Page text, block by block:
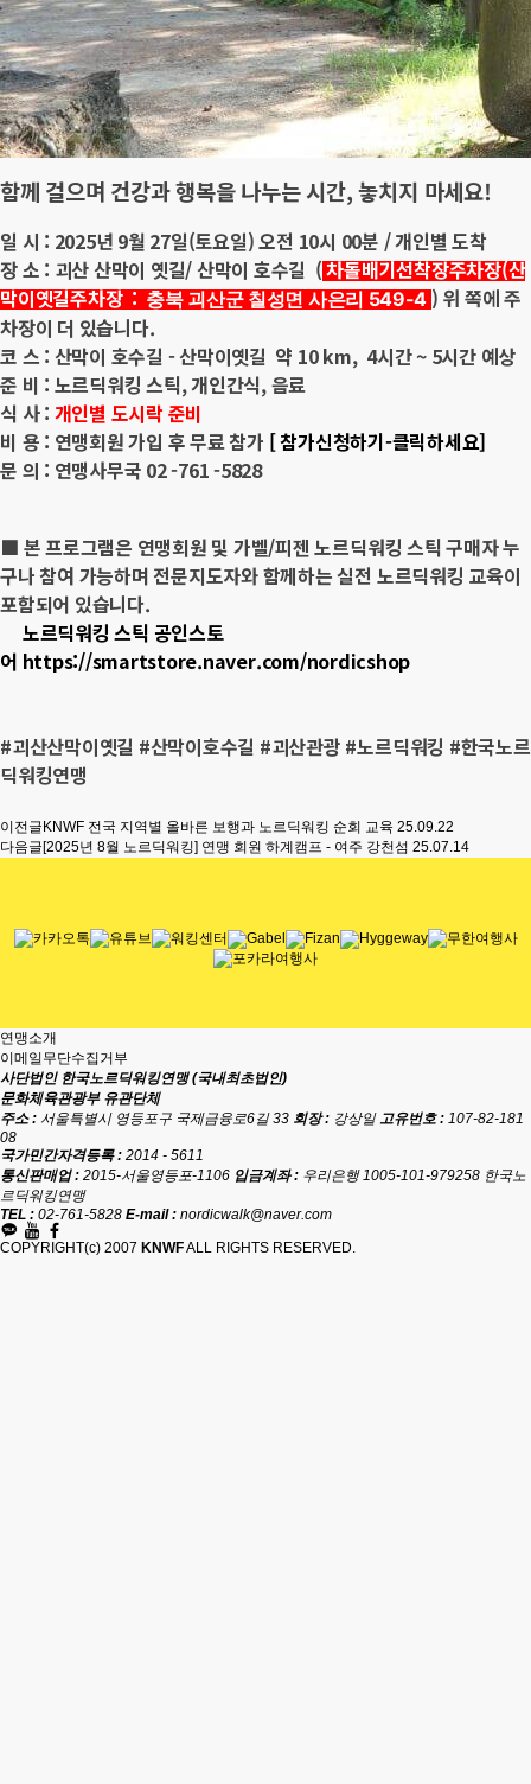
함께 걸으며 건강과 행복을 나누는 시간, 놓치지 마세요!
일 시 : 2025년 9월 27일(토요일) 오전 10시 00분 / 개인별 도착
장 소 : 괴산 산막이 옛길/ 산막이 호수길 (차돌배기선착장주차장(산
막이옛길주차장 :충북 괴산군 칠성면 사은리 549-4 ) 위 쪽에 주
차장이 더 있습니다.
코 스 : 산막이 호수길 - 산막이옛길 약 10 km, 4시간 ~ 5시간 예상
준 비 : 노르딕워킹 스틱, 개인간식, 음료
식 사 : 개인별 도시락 준비
비 용 : 연맹회원 가입 후 무료 참가 [ 참가신청하기-클릭하세요]
문 의 : 연맹사무국 02 -761 -5828
■ 본 프로그램은 연맹회원 및 가벨/피젠 노르딕워킹 스틱 구매자 누
구나 참여 가능하며 전문지도자와 함께하는 실전 노르딕워킹 교육이
포함되어 있습니다.
노르딕워킹 스틱 공인스토
어 https://smartstore.naver.com/nordicshop
#괴산산막이옛길 #산막이호수길 #괴산관광 #노르딕워킹 #한국노르
딕워킹연맹
이전글 KNWF 전국 지역별 올바른 보행과 노르딕워킹 순회 교육 25.09.22
다음글[2025년 8월 노르딕워킹] 연맹 회원 하계캠프 - 여주 강천섬 25.07.14
연맹소개
이메일무단수집거부
사단법인 한국노르딕워킹연맹 (국내최초법인)
문화체육관광부 유관단체
주소 : 서울특별시 영등포구 국제금융로6길 33 회장 : 강상일 고유번호 : 107-82-181
08
국가민간자격등록 : 2014 - 5611
통신판매업 : 2015-서울영등포-1106 입금계좌 : 우리은행 1005-101-979258 한국노
르딕워킹연맹
TEL : 02-761-5828 E-mail : nordicwalk@naver.com
COPYRIGHT(c) 2007 KNWFALL RIGHTS RESERVED.